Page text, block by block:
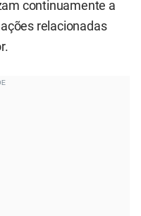
continuamente a
relacionadas